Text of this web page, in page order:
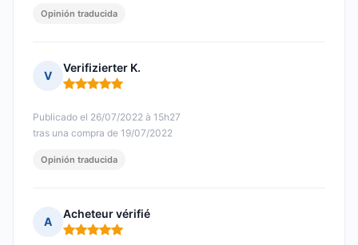
Opinión traducida
V
Verifizierter K.
Nota: 5 de 5
Publicado el 26/07/2022 à 15h27
tras una compra de 19/07/2022
Opinión traducida
A
Acheteur vérifié
Nota: 5 de 5